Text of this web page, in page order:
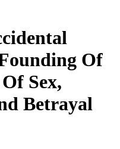
Of
Sex,
Betrayal